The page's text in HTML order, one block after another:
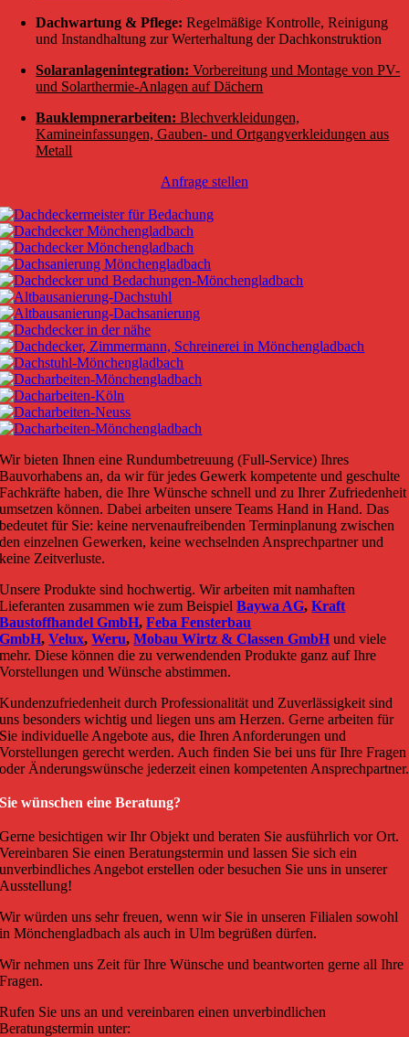
Dachwartung & Pflege: Regelmäßige Kontrolle, Reinigung
und Instandhaltung zur Werterhaltung der Dachkonstruktion
Solaranlagenintegration: Vorbereitung und Montage von PV-
und Solarthermie-Anlagen auf Dächern
Bauklempnerarbeiten: Blechverkleidungen,
Kamineinfassungen, Gauben- und Ortgangverkleidungen aus
Metall
Anfrage stellen
Wir bieten Ihnen eine Rundumbetreuung (Full-Service) Ihres
Bauvorhabens an, da wir für jedes Gewerk kompetente und geschulte
Fachkräfte haben, die Ihre Wünsche schnell und zu Ihrer Zufriedenheit
umsetzen können. Dabei arbeiten unsere Teams Hand in Hand. Das
bedeutet für Sie: keine nervenaufreibenden Terminplanung zwischen
den einzelnen Gewerken, keine wechselnden Ansprechpartner und
keine Zeitverluste.
Unsere Produkte sind hochwertig. Wir arbeiten mit namhaften
Lieferanten zusammen wie zum Beispiel Baywa AG,Kraft
Baustoffhandel GmbH,Feba Fensterbau
GmbH,Velux,Weru,Mobau Wirtz & Classen GmbH und viele
mehr. Diese können die zu verwendenden Produkte ganz auf Ihre
Vorstellungen und Wünsche abstimmen.
Kundenzufriedenheit durch Professionalität und Zuverlässigkeit sind
uns besonders wichtig und liegen uns am Herzen. Gerne arbeiten für
Sie individuelle Angebote aus, die Ihren Anforderungen und
Vorstellungen gerecht werden. Auch finden Sie bei uns für Ihre Fragen
oder Änderungswünsche jederzeit einen kompetenten Ansprechpartner.
Sie wünschen eine Beratung?
Gerne besichtigen wir Ihr Objekt und beraten Sie ausführlich vor Ort.
Vereinbaren Sie einen Beratungstermin und lassen Sie sich ein
unverbindliches Angebot erstellen oder besuchen Sie uns in unserer
Ausstellung!
Wir würden uns sehr freuen, wenn wir Sie in unseren Filialen sowohl
in Mönchengladbach als auch in Ulm begrüßen dürfen.
Wir nehmen uns Zeit für Ihre Wünsche und beantworten gerne all Ihre
Fragen.
Rufen Sie uns an und vereinbaren einen unverbindlichen
Beratungstermin unter: